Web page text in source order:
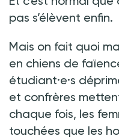
pas s’élèvent enfin.
Mais on fait quoi
en chiens de
étudiant·e·s
et confrères
chaque fois, les
touchées que les